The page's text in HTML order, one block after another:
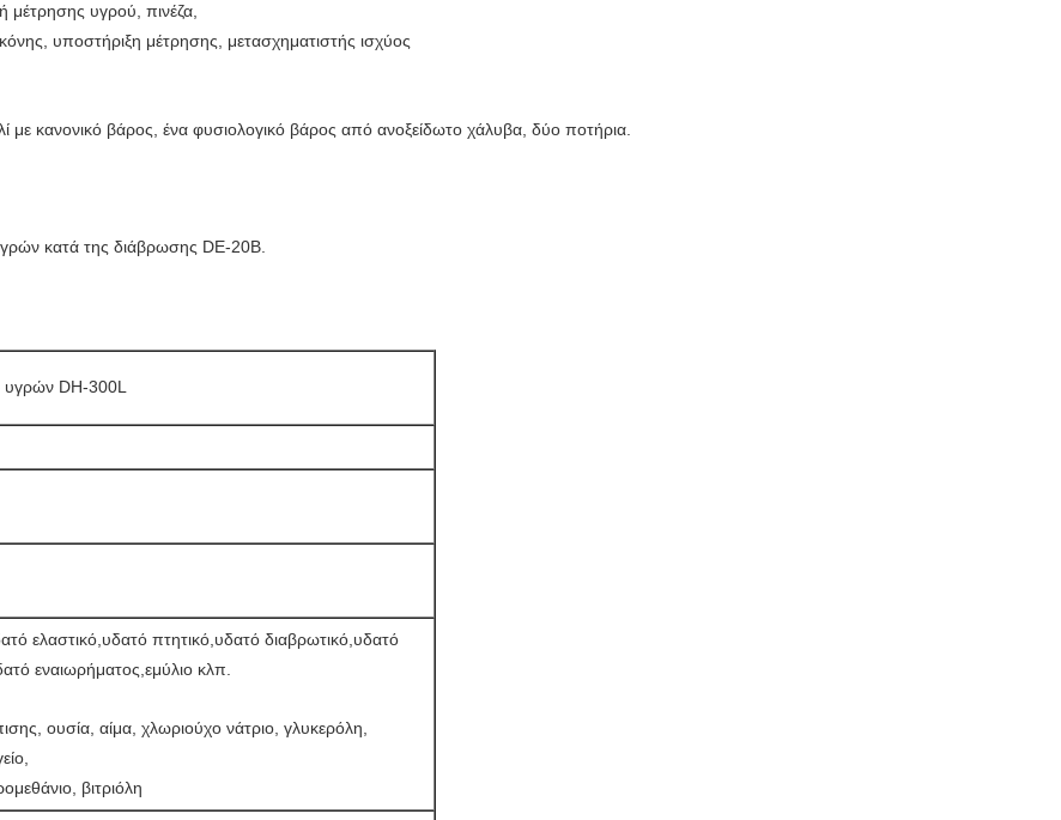
μέτρησης υγρού, πινέζα,
υποστήριξη μέτρησης, μετασχηματιστής ισχύος
με κανονικό βάρος, ένα φυσιολογικό βάρος από ανοξείδωτο χάλυβα, δύο ποτήρια.
κατά της διάβρωσης DE-20B.
υγρών DH-300L
ελαστικό,υδατό πτητικό,υδατό διαβρωτικό,υδατό
εναιωρήματος,εμύλιο κλπ.
ουσία, αίμα, χλωριούχο νάτριο, γλυκερόλη,
βιτριόλη